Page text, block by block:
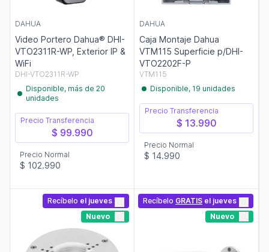
DAHUA
Video Portero Dahua® DHI-
VTO2311R-WP, Exterior IP &
WiFi
DHI-VTO2311R-WP
Disponible, más de 20
unidades
Precio Transferencia
$ 99.990
Precio Normal
$ 102.990
DAHUA
Caja Montaje Dahua
VTM115 Superficie p/DHI-
VTO2202F-P
VTM115
Disponible, 19 unidades
Precio Transferencia
$ 13.990
Precio Normal
$ 14.990
Recíbelo el jueves
Nuevo
Recíbelo GRATIS el jueves
Nuevo